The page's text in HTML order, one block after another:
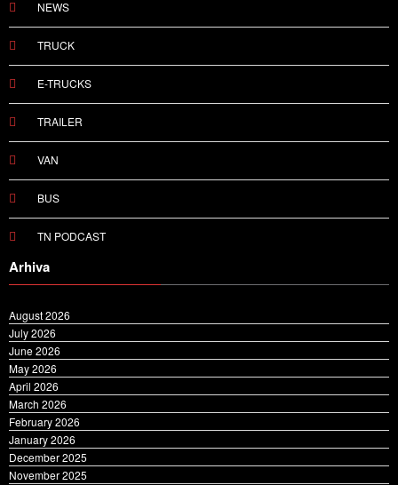
NEWS
TRUCK
E-TRUCKS
TRAILER
VAN
BUS
Arhiva
August 2026
July 2026
June 2026
May 2026
April 2026
March 2026
February 2026
January 2026
December 2025